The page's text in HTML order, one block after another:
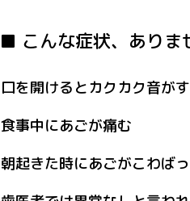
■ こんな症状、ありま
口を開けるとカクカク音が
食事中にあごが痛む
朝起きた時にあごがこわば